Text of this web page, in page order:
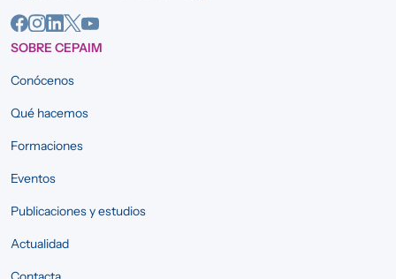
SOBRE CEPAIM
Conócenos
Qué hacemos
Formaciones
Eventos
Publicaciones y estudios
Actualidad